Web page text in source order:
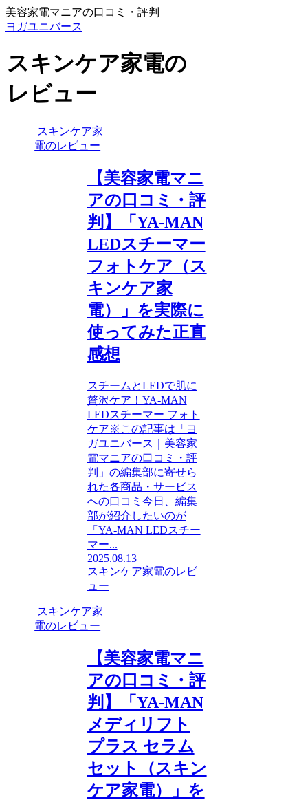
美容家電マニアの口コミ・評判
ヨガユニバース
スキンケア家電の
レビュー
スキンケア家
電のレビュー
【美容家電マニ
アの口コミ・評
判】「YA-MAN
LEDスチーマー
フォトケア（ス
キンケア家
電）」を実際に
使ってみた正直
感想
スチームとLEDで肌に
贅沢ケア！YA-MAN
LEDスチーマー フォト
ケア※この記事は「ヨ
ガユニバース｜美容家
電マニアの口コミ・評
判」の編集部に寄せら
れた各商品・サービス
への口コミ今日、編集
部が紹介したいのが
「YA-MAN LEDスチー
マー...
2025.08.13
スキンケア家電のレビ
ュー
スキンケア家
電のレビュー
【美容家電マニ
アの口コミ・評
判】「YA-MAN
メディリフト
プラス セラム
セット（スキン
ケア家電）」を